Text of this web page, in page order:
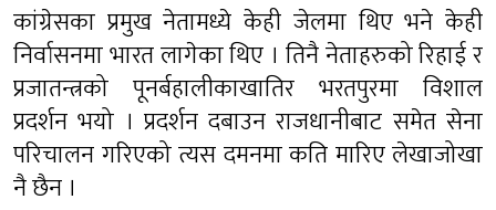
कांग्रेसका प्रमुख नेतामध्ये केही जेलमा थिए भने केही
निर्वासनमा भारत लागेका थिए । तिनै नेताहरुको रिहाई र
प्रजातन्त्रको पूनर्बहालीकाखातिर भरतपुरमा विशाल
प्रदर्शन भयो । प्रदर्शन दबाउन राजधानीबाट समेत सेना
परिचालन गरिएको त्यस दमनमा कति मारिए लेखाजोखा
नै छैन ।